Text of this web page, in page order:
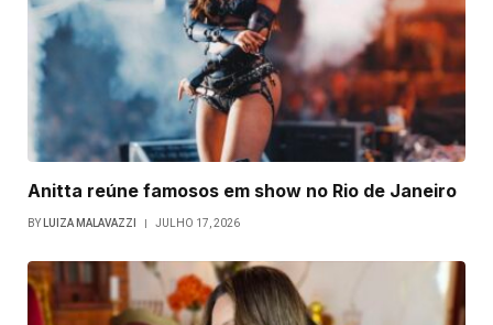
Anitta reúne famosos em show no Rio de Janeiro
BY LUIZA MALAVAZZI JULHO 17, 2026